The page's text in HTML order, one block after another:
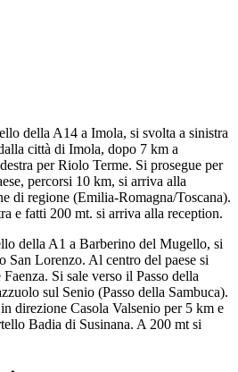
della A14 a Imola, si svolta a sinistra
città di Imola, dopo 7 km a
per Riolo Terme. Si prosegue per
percorsi 10 km, si arriva alla
di regione (Emilia-Romagna/Toscana).
e fatti 200 mt. si arriva alla reception.
della A1 a Barberino del Mugello, si
San Lorenzo. Al centro del paese si
Si sale verso il Passo della
sul Senio (Passo della Sambuca).
direzione Casola Valsenio per 5 km e
Badia di Susinana. A 200 mt si